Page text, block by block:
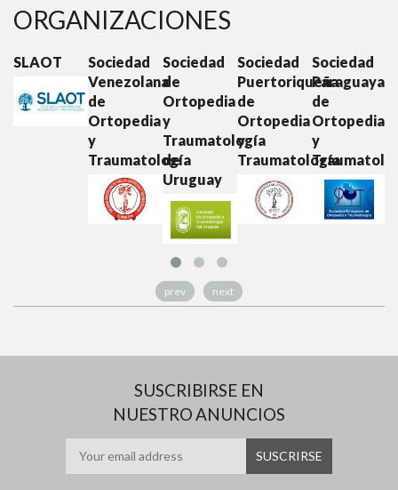
ORGANIZACIONES
SLAOT
Sociedad
Venezolana
de
Ortopedia
y
Traumatología
Sociedad
de
Ortopedia
y
Traumatología
de
Uruguay
Sociedad
Puertoriqueña
de
Ortopedia
y
Traumatología
Sociedad
Paraguaya
de
Ortopedia
y
prev next
SUSCRIBIRSE EN
NUESTRO ANUNCIOS